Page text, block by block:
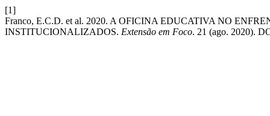
[1]
Franco, E.C.D. et al. 2020. A OFICINA EDUCATIVA NO
INSTITUCIONALIZADOS. Extensão em Foco. 21 (ago. 2020).